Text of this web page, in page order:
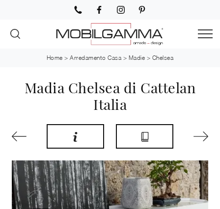
Home >Arredamento Casa > Madie > Chelsea
Madia Chelsea di Cattelan
Italia